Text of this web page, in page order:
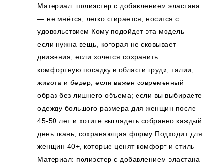
Материал: полиэстер с добавлением эластана
— не мнётся, легко стирается, носится с
удовольствием Кому подойдет эта модель
если нужна вещь, которая не сковывает
движения; если хочется сохранить
комфортную посадку в области груди, талии,
живота и бедер; если важен современный
образ без лишнего объема; если вы выбираете
одежду большого размера для женщин после
45-50 лет и хотите выглядеть собранно каждый
день ткань, сохраняющая форму Подходит для
женщин 40+, которые ценят комфорт и стиль
Материал: полиэстер с добавлением эластана